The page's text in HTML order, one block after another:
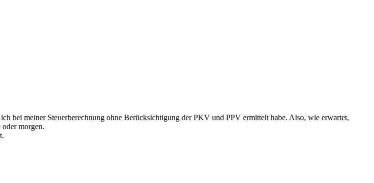
bei meiner Steuerberechnung ohne Berücksichtigung der PKV und PPV ermittelt habe. Also, wie erwartet,
morgen.